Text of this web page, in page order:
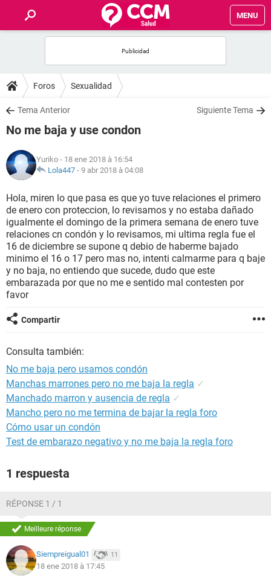
MENU
FORUMS
SALUD
NUTRICIÓN
BIENESTAR
SEXUALIDAD
GLOSARIO
Foros Sexualidad
Tema Anterior Siguiente Tema
No me baja y use condon
Yuriko - 18 ene 2018 à 16:54
Lola447 - 9 abr 2018 à 04:08
Hola, miren lo que pasa es que yo tuve relaciones el primero
de enero con proteccion, lo revisamos y no estaba dañado
igualmente el domingo de la primera semana de enero tuve
relaciones cn condón y lo revisamos, mi ultima regla fue el
16 de diciembre se supone q debio de haberme bajado
minimo el 16 o 17 pero mas no, intenti calmarme para q baje
y no baja, no entiendo que sucede, dudo que este
embarazada por que no me e sentido mal contesten por
favor
Compartir
Consulta también:
No me baja pero usamos condón
Manchas marrones pero no me baja la regla ✓
Manchado marron y ausencia de regla ✓
Mancho pero no me termina de bajar la regla foro
Cómo usar un condón
Test de embarazo negativo y no me baja la regla foro
1 respuesta
RÉPONSE 1 / 1
Meilleure réponse
Siempreigual01 11
18 ene 2018 à 17:45